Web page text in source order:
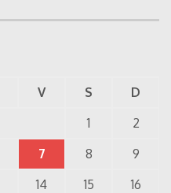
V S
D
1
2
7 8
9
14 15
16